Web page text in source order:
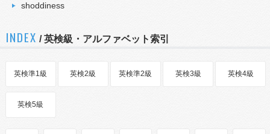
shoddiness
INDEX / 英検級・アルファベット索引
英検準1級 英検2級 英検準2級 英検3級 英検4級
英検5級